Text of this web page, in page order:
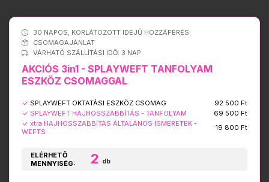
30 NAPOS, KORLÁTOZOTT IDEJŰ HOZZÁFÉRÉS
CSOMAGAJÁNLAT
VÁRHATÓ SZÁLLÍTÁSI IDŐ: 3 NAP
AKCIÓS 3in1 - SPLAYWEFT TANFOLYAM
ESZKÖZ CSOMAGGAL
SPLAYWEFT OKTATÁSI ESZKÖZ CSOMAG
92 500 Ft
SPLAYWEFT HAJHOSSZABBÍTÁS - TANFOLYAM
69 500 Ft
xtra HAJHOSSZABBÍTÁS ÁLTALÁNOS ISMERETEK -
WEFTS
19 800 Ft
ELÉRHETŐ
MENNYISÉG:
2 db